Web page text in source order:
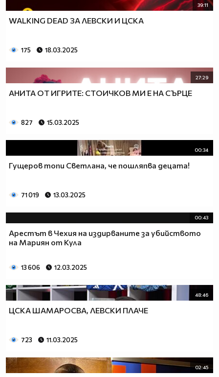
39:11
WALKING DEAD ЗА ЛЕВСКИ И ЦСКА
175 18.03.2025
27:29
АНИТА ОТ ИГРИТЕ: СТОИЧКОВ МИ Е НА СЪРЦЕ
827 15.03.2025
00:34
Гущеров топи Светлана, че пошляпва децата!
71 019 13.03.2025
00:43
Арестът в Чехия на издирваните за убийството
на Мариян от Кула
13 606 12.03.2025
48:46
ЦСКА ШАМАРОСВА, ЛЕВСКИ ПЛАЧЕ
723 11.03.2025
02:45